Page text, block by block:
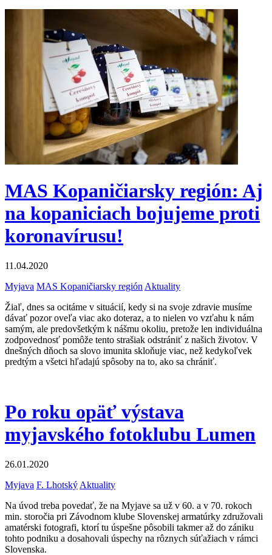
MAS Kopaničiarsky región: Aj
na kopaniciach bojujeme proti
koronavírusu!
11.04.2020
Myjava MAS Kopaničiarsky región Aktuality
Žiaľ, dnes sa ocitáme v situácií, kedy si na svoje zdravie musíme
dávať pozor oveľa viac ako doteraz, a to nielen vo vzťahu k nám
samým, ale predovšetkým k nášmu okoliu, pretože len individuálna
zodpovednosť pomôže tento strašiak odstrániť z našich životov. V
dnešných dňoch sa slovo imunita skloňuje viac, než kedykoľvek
predtým a všetci hľadajú spôsoby na to, ako sa chrániť.
Po roku opäť výstava
myjavského fotoklubu Lumen
26.01.2020
Myjava F. Lhotský Aktuality
Na úvod treba povedať, že na Myjave sa už v 60. a v 70. rokoch
min. storočia pri Závodnom klube Slovenskej armatúrky združovali
amatérski fotografi, ktorí tu úspešne pôsobili takmer až do zániku
tohto podniku a dosahovali úspechy na rôznych súťažiach v rámci
Slovenska.